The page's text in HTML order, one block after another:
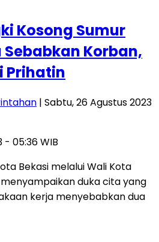
Kosong Sumur
Korban,
Prihatin
| Sabtu, 26 Agustus 2023
- 05:36 WIB
Bekasi melalui Wali Kota
duka cita yang
kerja menyebabkan dua